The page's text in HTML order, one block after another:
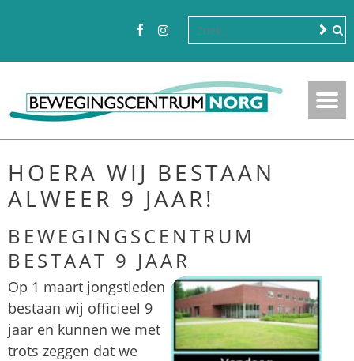
HOERA WIJ BESTAAN
ALWEER 9 JAAR!
BEWEGINGSCENTRUM
BESTAAT 9 JAAR
Op 1 maart jongstleden
bestaan wij officieel 9
jaar en kunnen we met
trots zeggen dat we